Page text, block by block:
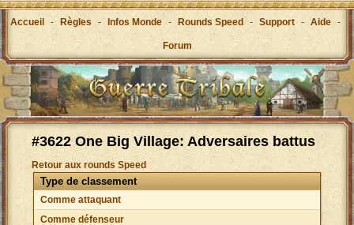
Accueil - Règles - Infos Monde - Rounds Speed - Support - Aide -
Forum
#3622 One Big Village: Adversaires battus
Retour aux rounds Speed
Type de classement
Comme attaquant
Comme défenseur